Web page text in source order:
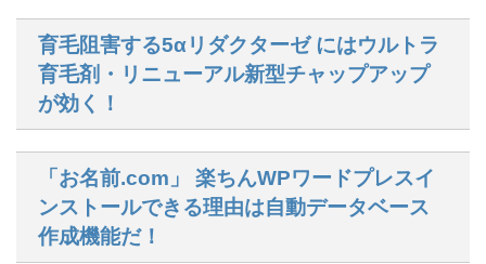
育毛阻害する5αリダクターゼ にはウルトラ
育毛剤・リニューアル新型チャップアップ
が効く！
「お名前.com」 楽ちんWPワードプレスイ
ンストールできる理由は自動データベース
作成機能だ！